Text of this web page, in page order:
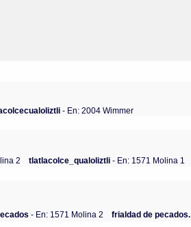
- En: 2004 Wimmer
2 tlatlacolce_qualoliztli - En: 1571 Molina 1
- En: 1571 Molina 2 frialdad de pecados.